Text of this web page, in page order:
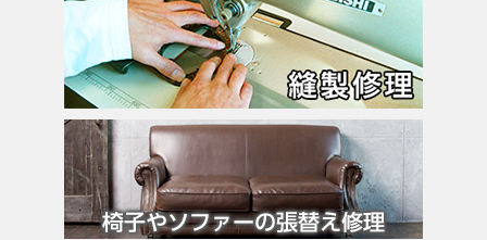
カルティエ
カンペール
ギ・ラロッシュ
グッチ
クロエ